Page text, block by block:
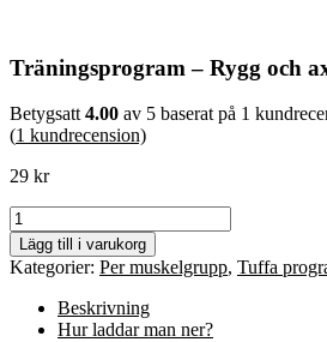
Träningsprogram – Rygg och
Betygsatt4.00 av 5 baserat på 1
(1 kundrecension)
29 kr
Träningsprogram
-
Rygg
och
axlar
mängd
Lägg till i varukorg
Kategorier: Per muskelgrupp, Tuffa
Beskrivning
Hur laddar man ner?